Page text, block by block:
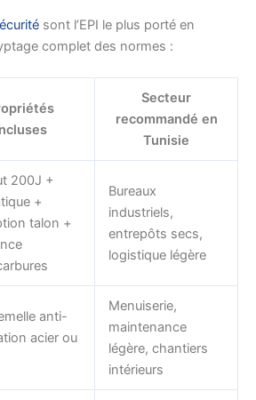
sont l’EPI le plus porté en
complet des normes :
Secteur
recommandé en
Tunisie
200J +
+
talon +
Bureaux
industriels,
entrepôts secs,
logistique légère
anti-
acier ou
Menuiserie,
maintenance
légère, chantiers
intérieurs